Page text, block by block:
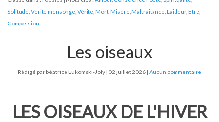
Solitude Vérite mensonge Vérite Mort Misère Maltraitance Laideur, Être
Compassion
Les oiseaux
Rédigé par béatrice Lukomski-Joly 02 juillet 2026 Aucun commentaire
LES OISEAUX DE L'HIVER